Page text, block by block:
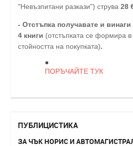
"Невъзпитани разкази") струва 28
- Отстъпка получавате и
4 книги (отстъпката се формира в
стойността на покупката).
ПОРЪЧАЙТЕ ТУК
ПУБЛИЦИСТИКА
ЗА ЧЪК НОРИС И